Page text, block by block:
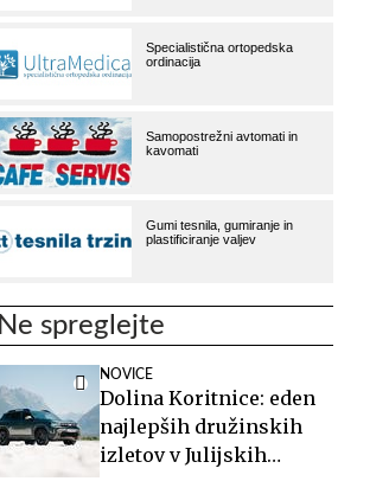
Ne spreglejte
NOVICE
Dolina Koritnice: eden
najlepših družinskih
izletov v Julijskih